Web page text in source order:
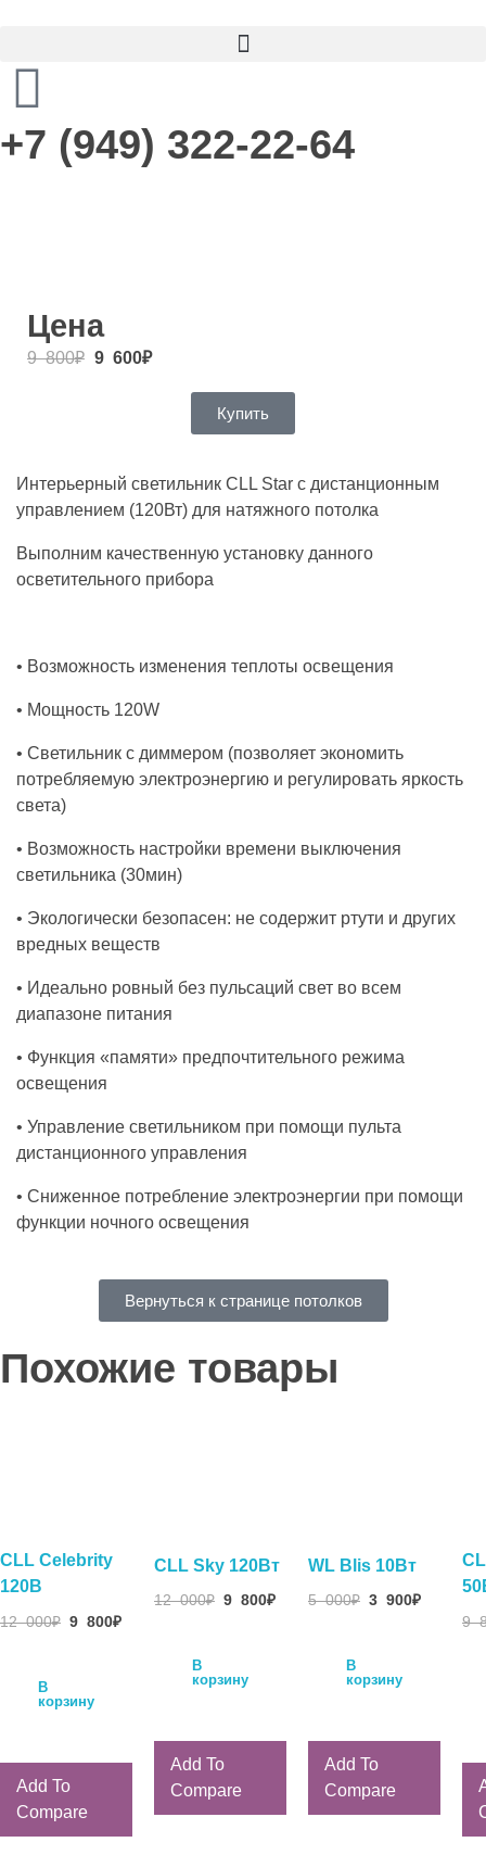
+7 (949) 322-22-64
Цена
9 800₽ 9 600₽
Купить
Интерьерный светильник CLL Star с дистанционным
управлением (120Вт) для натяжного потолка
Выполним качественную установку данного
осветительного прибора
• Возможность изменения теплоты освещения
• Мощность 120W
• Светильник с диммером (позволяет экономить
потребляемую электроэнергию и регулировать яркость
света)
• Возможность настройки времени выключения
светильника (30мин)
• Экологически безопасен: не содержит ртути и других
вредных веществ
• Идеально ровный без пульсаций свет во всем
диапазоне питания
• Функция «памяти» предпочтительного режима
освещения
• Управление светильником при помощи пульта
дистанционного управления
• Сниженное потребление электроэнергии при помощи
функции ночного освещения
Вернуться к странице потолков
Похожие товары
CLL Celebrity
120В
12 000₽ 9 800₽
В
корзину
Add To
Compare
CLL Sky 120Вт
12 000₽ 9 800₽
В
корзину
Add To
Compare
WL Blis 10Вт
5 000₽ 3 900₽
В
корзину
Add To
Compare
9